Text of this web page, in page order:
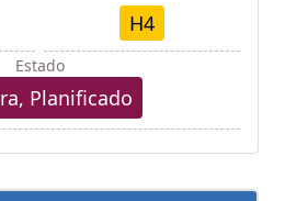
H4
Estado
Planificado